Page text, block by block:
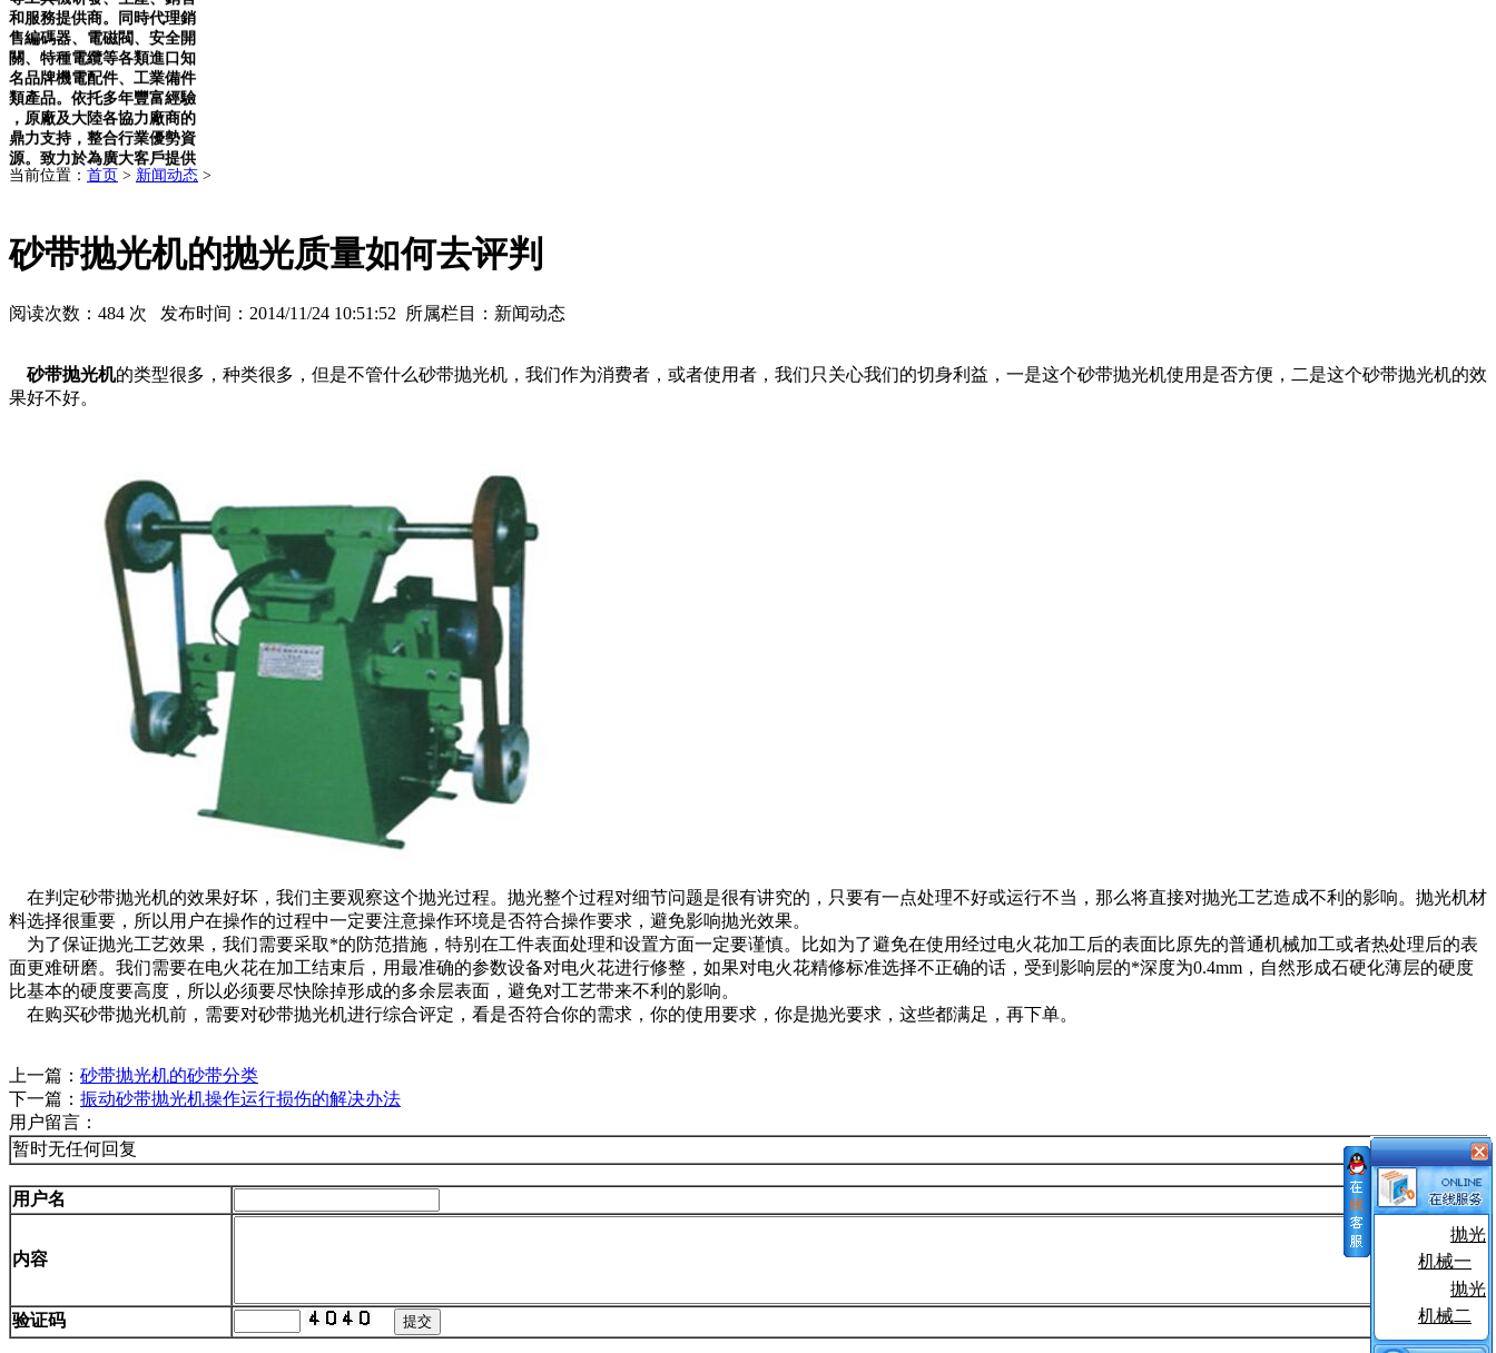
和服務提供商。同時代理銷
售編碼器、電磁閥、安全開
關、特種電纜等各類進口知
名品牌機電配件、工業備件
類產品。依托多年豐富經驗
，原廠及大陸各協力廠商的
鼎力支持，整合行業優勢資
源。致力於為廣大客戶提供
精良的產品和優質的服務產
，玻璃,金相分析,餐具、高爾
夫制品等行業有廣泛之應用
。我們將虛心聽取用戶的反
以優良服務來回報廣大客戶
当前位置： 首页 > 新闻动态 >
砂带抛光机的抛光质量如何去评判
阅读次数： 484 次 发布时间：2014/11/24 10:51:52 所属栏目：新闻动态
砂带抛光机的类型很多，种类很多，但是不管什么砂带抛光机，我们作为消费者，或者使用者，我们只关心我们的切身利益，一是这个砂带抛光机使用是否方便，二是这个砂带抛光机的效
果好不好。
在判定砂带抛光机的效果好坏，我们主要观察这个抛光过程。抛光整个过程对细节问题是很有讲究的，只要有一点处理不好或运行不当，那么将直接对抛光工艺造成不利的影响。抛光机材
料选择很重要，所以用户在操作的过程中一定要注意操作环境是否符合操作要求，避免影响抛光效果。
为了保证抛光工艺效果，我们需要采取*的防范措施，特别在工件表面处理和设置方面一定要谨慎。比如为了避免在使用经过电火花加工后的表面比原先的普通机械加工或者热处理后的表
面更难研磨。我们需要在电火花在加工结束后，用最准确的参数设备对电火花进行修整，如果对电火花精修标准选择不正确的话，受到影响层的*深度为0.4mm，自然形成石硬化薄层的硬度
比基本的硬度要高度，所以必须要尽快除掉形成的多余层表面，避免对工艺带来不利的影响。
在购买砂带抛光机前，需要对砂带抛光机进行综合评定，看是否符合你的需求，你的使用要求，你是抛光要求，这些都满足，再下单。
上一篇： 砂带抛光机的砂带分类
下一篇： 振动砂带抛光机操作运行损伤的解决办法
用户留言：
暂时无任何回复
用户名
内容
验证码
抛光
机械一
抛光
机械二